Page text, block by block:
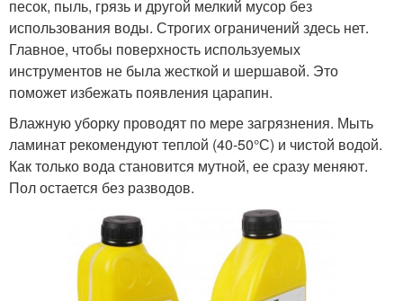
песок, пыль, грязь и другой мелкий мусор без
использования воды. Строгих ограничений здесь нет.
Главное, чтобы поверхность используемых
инструментов не была жесткой и шершавой. Это
поможет избежать появления царапин.
Влажную уборку проводят по мере загрязнения. Мыть
ламинат рекомендуют теплой (40-50°С) и чистой водой.
Как только вода становится мутной, ее сразу меняют.
Пол остается без разводов.